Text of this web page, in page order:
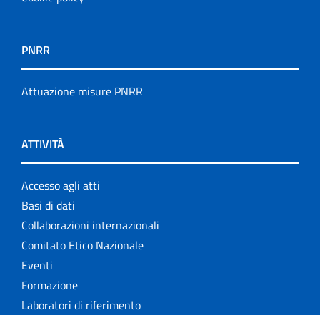
PNRR
Attuazione misure PNRR
ATTIVITÀ
Accesso agli atti
Basi di dati
Collaborazioni internazionali
Comitato Etico Nazionale
Eventi
Formazione
Laboratori di riferimento